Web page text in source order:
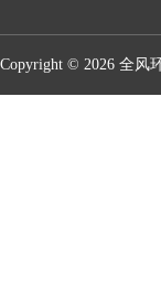
Copyright © 2026 全风